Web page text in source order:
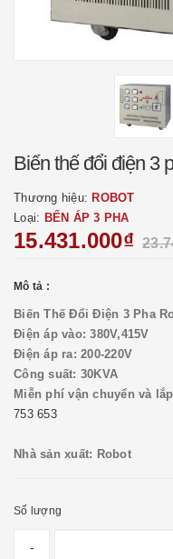
Biến thế đổi điện 3
Thương hiệu: ROBOT
Loại: BẾN ÁP 3 PHA
15.431.000₫
Mô tả :
Biến Thế Đổi Điện 3 Pha
Điện áp vào: 380V,415V
Điện áp ra: 200-220V
Công suất: 30KVA
Miễn phí vận chuyển và
753 653
Nhà sản xuất: Robot
Số lượng
-